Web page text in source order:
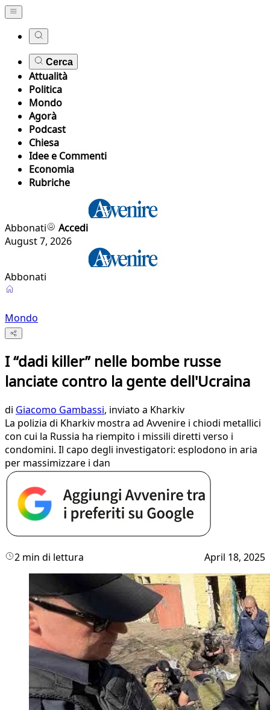
Cerca
Attualità
Politica
Mondo
Agorà
Podcast
Chiesa
Idee e Commenti
Economia
Rubriche
Abbonati
Accedi
August 7, 2026
Abbonati
Mondo
I “dadi killer” nelle bombe russe
lanciate contro la gente dell'Ucraina
di Giacomo Gambassi, inviato a Kharkiv
La polizia di Kharkiv mostra ad Avvenire i chiodi metallici
con cui la Russia ha riempito i missili diretti verso i
condomini. Il capo degli investigatori: esplodono in aria
per massimizzare i dan
2 min di lettura April 18, 2025